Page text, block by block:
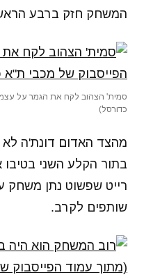
המשחק חזק ברבע
סמית' הצהוב לקח את הגמר על
כדורסל)
מהצד האדום דונת'ה לא
בתור הקלע השני בטיבו
רייט שפשוט נתן משחק
שותפים לקרב.